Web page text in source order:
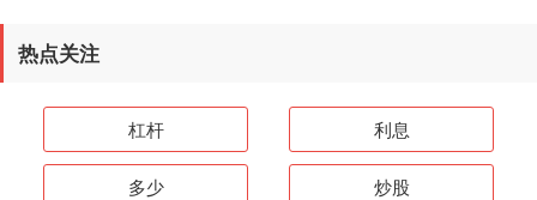
热点关注
杠杆 利息
多少 炒股